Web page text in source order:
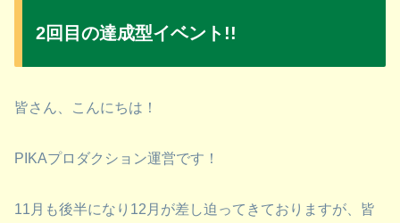
2回目の達成型イベント!!
皆さん、こんにちは！
PIKAプロダクション運営です！
11月も後半になり12月が差し迫ってきておりますが、皆